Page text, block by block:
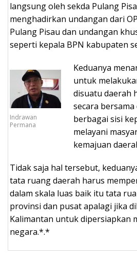
langsung oleh sekda Pulang
menghadirkan undangan dari
Pulang Pisau dan undangan
seperti kepala BPN kabupaten
Indrawan
Permana
Keduanya
untuk
disuatu daerah
secara
berbagai sisi
melayani
kemajuan
Tidak saja hal tersebut,
tata ruang daerah harus
dalam skala luas baik itu tata
provinsi dan pusat apalagi jika
Kalimantan untuk dipersiapkan
negara.*.*